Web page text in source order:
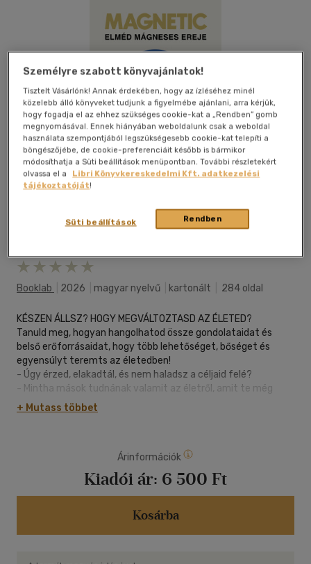
Booklab 2026 magyar nyelvű kartonált 284 oldal
KÉSZEN ÁLLSZ? HOGY MEGVÁLTOZTASD AZ ÉLETED?
Tanuld meg, hogyan hangolhatod össze gondolataidat és
belső erőforrásaidat, hogy több lehetőséget, bőséget és
egyensúlyt teremts az életedben!
- Úgy érzed, elakadtál, és nem haladsz a céljaid felé?
- Mintha mások tudnának valamit az életről, amit te még
nem?
- A válasz azonban nem kívül van - hanem benned.
Mindannyiunkban ott rejlik egy hatalmas belső erőforrás: a
tudatalattink. Ha megtanulunk kapcsolatba lépni vele,
támogat bennünket a lehetőségek, a bőség és a belső
nyugalom megteremtésében.
+ Mutass többet
Árinformációk
Kiadói ár: 6 500 Ft
Kosárba
Személyre szabott könyvajánlatok!
Tisztelt Vásárlónk! Annak érdekében, hogy az ízléséhez minél
közelebb álló könyveket tudjunk a figyelmébe ajánlani, arra kérjük,
hogy fogadja el az ehhez szükséges cookie-kat a „Rendben” gomb
megnyomásával. Ennek hiányában weboldalunk csak a weboldal
használata szempontjából legszükségesebb cookie-kat telepíti a
böngészőjébe, de cookie-preferenciáit később is bármikor
módosíthatja a Süti beállítások menüpontban. További részletekért
olvassa el a
Libri Könyvkereskedelmi Kft. adatkezelési
tájékoztatóját!
Rendben
Süti beállítások